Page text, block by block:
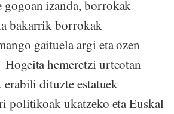
gogoan izanda, borrokak
bakarrik borrokak
gaituela argi eta ozen
hemeretzi urteotan
dituzte estatuek
politikoak ukatzeko eta Euskal